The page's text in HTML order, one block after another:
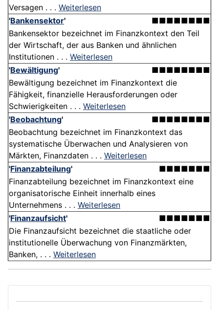
Versagen . . . Weiterlesen
'Bankensektor'
■■■■■■■■
Bankensektor bezeichnet im Finanzkontext den Teil
der Wirtschaft, der aus Banken und ähnlichen
Institutionen . . . Weiterlesen
'Bewältigung'
■■■■■■■■
Bewältigung bezeichnet im Finanzkontext die
Fähigkeit, finanzielle Herausforderungen oder
Schwierigkeiten . . . Weiterlesen
'Beobachtung'
■■■■■■■■
Beobachtung bezeichnet im Finanzkontext das
systematische Überwachen und Analysieren von
Märkten, Finanzdaten . . . Weiterlesen
'Finanzabteilung'
■■■■■■■
Finanzabteilung bezeichnet im Finanzkontext eine
organisatorische Einheit innerhalb eines
Unternehmens . . . Weiterlesen
'Finanzaufsicht'
■■■■■■■
Die Finanzaufsicht bezeichnet die staatliche oder
institutionelle Überwachung von Finanzmärkten,
Banken, . . . Weiterlesen